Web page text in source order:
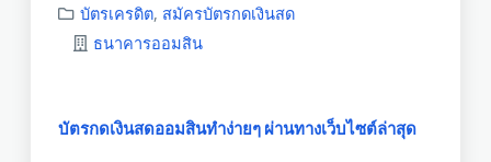
บัตรเครดิต, สมัครบัตรกดเงินสด
ธนาคารออมสิน
บัตรกดเงินสดออมสินทำง่ายๆ ผ่านทางเว็บไซต์ล่าสุด